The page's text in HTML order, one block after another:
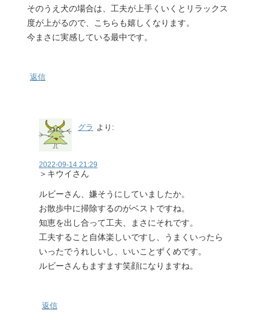
そのうえ犬の場合は、工夫が上手くいくとリラックス
度が上がるので、こちらも嬉しくなります。
今まさに実感している最中です。
返信
グラ より:
2022-09-14 21:29
＞キウイさん
ルビーさん、嫌そうにしていましたか。
お散歩中に掃除するのがベストですね。
知恵を出し合って工夫、まさにそれです。
工夫すること自体楽しいですし、うまくいったら
いったでうれしいし、いいことずくめです。
ルビーさんもますます笑顔になりますね。
返信